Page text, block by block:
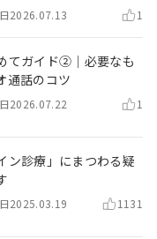
2026.07.13 1
てガイド②｜必要なも
通話のコツ
2026.07.22 1
ン診療」にまつわる疑
2025.03.19 1131